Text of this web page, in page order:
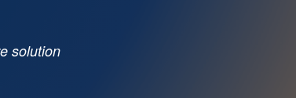
solution